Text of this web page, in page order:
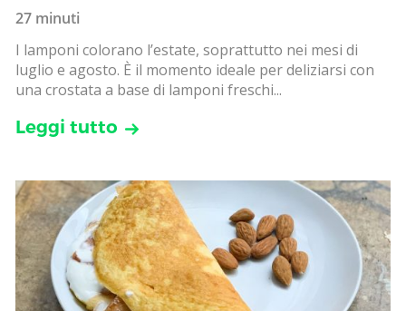
27 minuti
I lamponi colorano l’estate, soprattutto nei mesi di
luglio e agosto. È il momento ideale per deliziarsi con
una crostata a base di lamponi freschi...
Leggi tutto